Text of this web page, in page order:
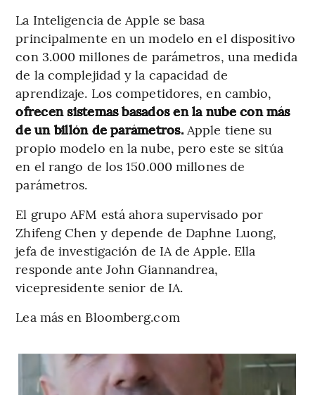
La Inteligencia de Apple se basa
principalmente en un modelo en el dispositivo
con 3.000 millones de parámetros, una medida
de la complejidad y la capacidad de
aprendizaje. Los competidores, en cambio,
ofrecen sistemas basados en la nube con más
de un billón de parámetros.Apple tiene su
propio modelo en la nube, pero este se sitúa
en el rango de los 150.000 millones de
parámetros.
El grupo AFM está ahora supervisado por
Zhifeng Chen y depende de Daphne Luong,
jefa de investigación de IA de Apple. Ella
responde ante John Giannandrea,
vicepresidente senior de IA.
Lea más en Bloomberg.com